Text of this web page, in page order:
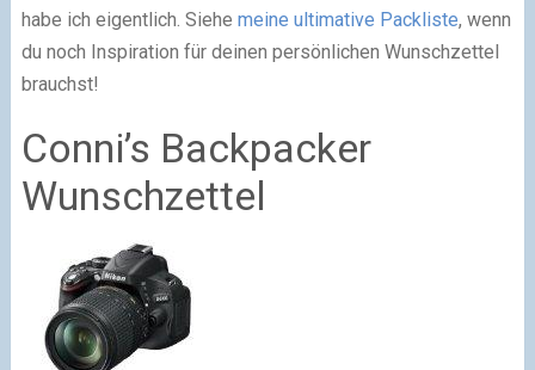
habe ich eigentlich. Siehe meine ultimative Packliste, wenn
du noch Inspiration für deinen persönlichen Wunschzettel
brauchst!
Conni’s Backpacker
Wunschzettel